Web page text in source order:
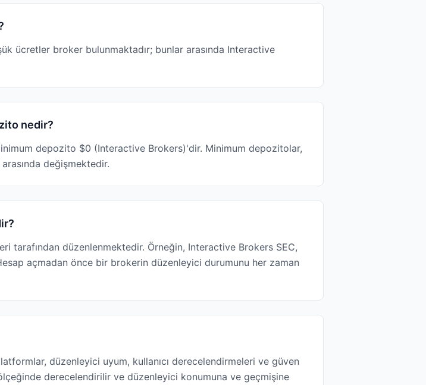
ücretler broker bulunmaktadır; bunlar arasında Interactive
nedir?
depozito $0 (Interactive Brokers)'dir. Minimum depozitolar,
değişmektedir.
tarafından düzenlenmektedir. Örneğin, Interactive Brokers SEC,
açmadan önce bir brokerin düzenleyici durumunu her zaman
düzenleyici uyum, kullanıcı derecelendirmeleri ve güven
derecelendirilir ve düzenleyici konumuna ve geçmişine